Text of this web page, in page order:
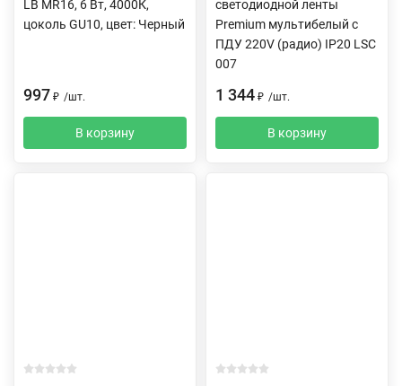
LB MR16, 6 Вт, 4000К,
цоколь GU10, цвет: Черный
997 ₽ /шт.
В корзину
светодиодной ленты
Premium мультибелый с
ПДУ 220V (радио) IP20 LSC
007
1 344 ₽ /шт.
В корзину